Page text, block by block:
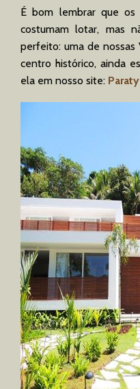
É bom lembrar que os
costumam lotar, mas
perfeito: uma de nossas
centro histórico, ainda
ela em nosso site: